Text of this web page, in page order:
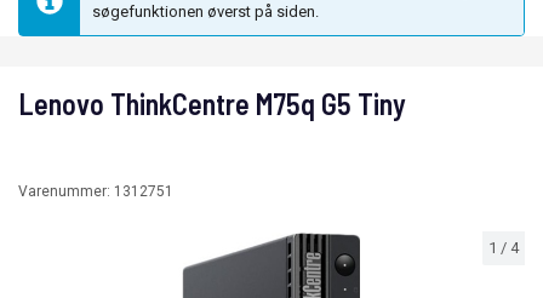
søgefunktionen øverst på siden.
1 / 4
Lenovo ThinkCentre M75q G5 Tiny
Varenummer: 1312751